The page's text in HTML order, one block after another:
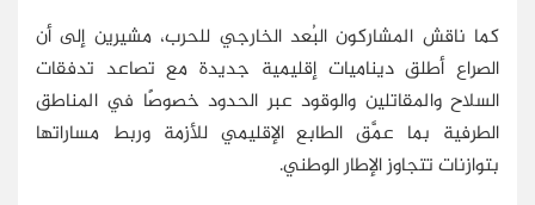
كما ناقش المشاركون البُعد الخارجي للحرب، مشيرين إلى أن
الصراع أطلق ديناميات إقليمية جديدة مع تصاعد تدفقات
السلاح والمقاتلين والوقود عبر الحدود خصوصًا في المناطق
الطرفية بما عمَّق الطابع الإقليمي للأزمة وربط مساراتها
بتوازنات تتجاوز الإطار الوطني.